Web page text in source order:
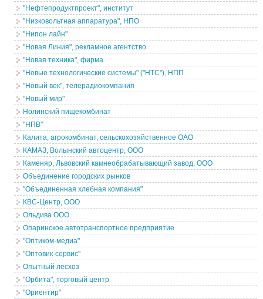
"Нефтепродуктпроект", институт
"Низковольтная аппаратура", НПО
"Нипон лайн"
"Новая Линия", рекламное агентство
"Новая техника", фирма
"Новые технологические системы" ("НТС"), НПП
"Новый век", телерадиокомпания
"Новый мир"
Нолинский пищекомбинат
"НПВ"
Калита, агрокомбинат, сельскохозяйственное ОАО
КАМАЗ, Волынский автоцентр, ООО
Каменяр, Львовский камнеобрабатывающий завод, ООО
Объединение городских рынков
"Объединенная хлебная компания"
КВС-Центр, ООО
Ольдива ООО
Опаринское автотранспортное предприятие
"Оптиком-медиа"
"Оптовик-сервис"
Опытный лесхоз
"Орбита", торговый центр
"Ориентир"